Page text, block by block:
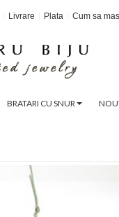
Livrare Plata Cum sa
BRATARI CU SNUR